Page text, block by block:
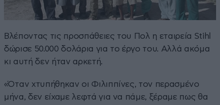
Βλέποντας τις προσπάθειες του Πολ η εταιρεία Stihl
δώρισε 50.000 δολάρια για το έργο του. Αλλά ακόμα
κι αυτή δεν ήταν αρκετή.
«Όταν χτυπήθηκαν οι Φιλιππίνες, τον περασμένο
μήνα, δεν είχαμε λεφτά για να πάμε, ξέραμε πως θα